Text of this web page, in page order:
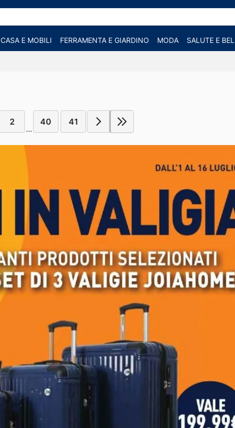
CASA E MOBILI FERRAMENTA E GIARDINO MODA SALUTE E
2
...
40 41